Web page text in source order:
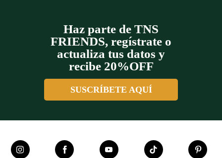
Haz parte de TNS
FRIENDS, regístrate o
actualiza tus datos y
recibe 20%OFF
SUSCRÍBETE AQUÍ